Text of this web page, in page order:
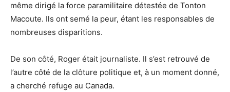
même dirigé la force paramilitaire détestée de Tonton
Macoute. Ils ont semé la peur, étant les responsables de
nombreuses disparitions.
De son côté, Roger était journaliste. Il s’est retrouvé de
l’autre côté de la clôture politique et, à un moment donné,
a cherché refuge au Canada.